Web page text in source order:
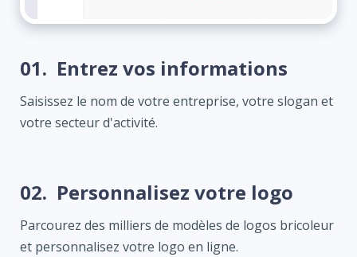
01. Entrez vos informations
Saisissez le nom de votre entreprise, votre slogan et
votre secteur d'activité.
02. Personnalisez votre logo
Parcourez des milliers de modèles de logos bricoleur
et personnalisez votre logo en ligne.